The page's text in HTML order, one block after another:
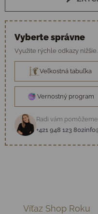
Vyberte správne
Využite rýchle odkazy nižšie.
Veľkostná tabuľka
Vernostný program
Radi vám
+421 948 123 802
Víťaz Shop Roku